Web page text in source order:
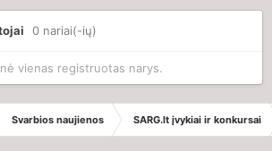
0 nariai(-ių)
vienas registruotas narys.
Svarbios naujienos SARG.lt įvykiai ir konkursai